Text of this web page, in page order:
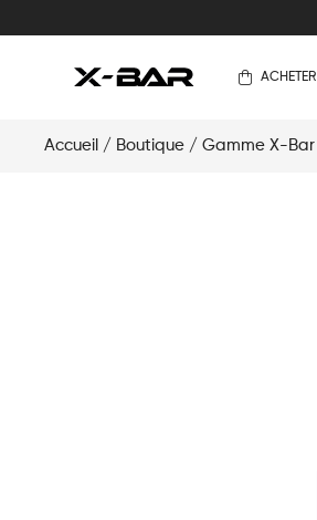
ACHETER
Accueil / Boutique / Gamme X-Bar